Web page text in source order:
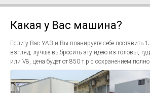
Какая у Вас машина?
Если у Вас УАЗ и Вы планируете себе поставить
взгляд, лучше выбросить эту идею из головы,
или V8, цена будет от 850 т.р с сохранением